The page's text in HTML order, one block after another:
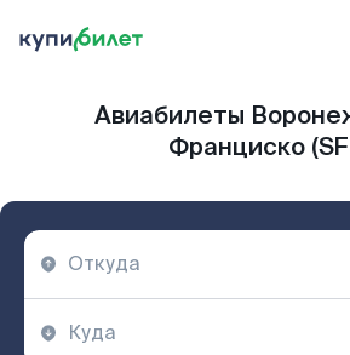
Авиабилеты
Франциско